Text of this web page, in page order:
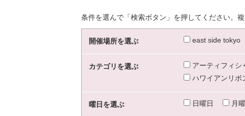
条件を選んで「検索ボタン」を押してください。
開催場所を選ぶ east side tokyo
カテゴリを選ぶ アーティフィシ
ハワイアンリボ
曜日を選ぶ 日曜日 月